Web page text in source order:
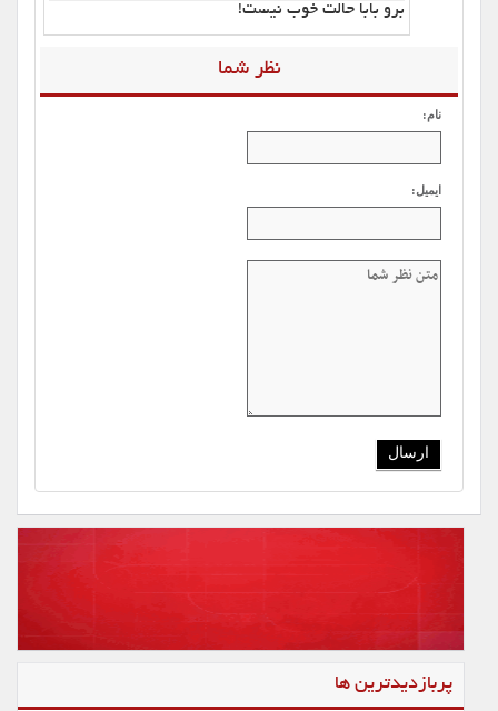
برو بابا حالت خوب نیست!
نظر شما
نام:
ایمیل:
پربازدیدترین ها